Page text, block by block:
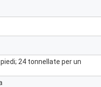
24 tonnellate per un